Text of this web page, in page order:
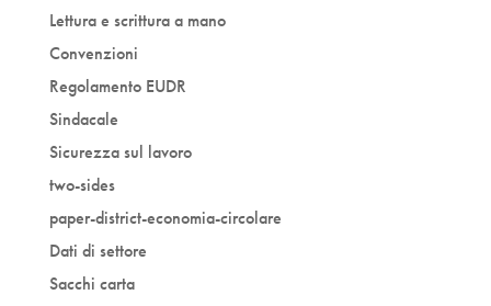
Lettura e scrittura a mano
Convenzioni
Regolamento EUDR
Sindacale
Sicurezza sul lavoro
two-sides
paper-district-economia-circolare
Dati di settore
Sacchi carta